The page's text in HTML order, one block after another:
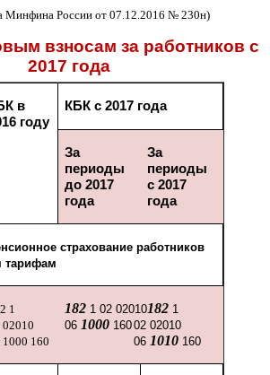
Минфина России от 07.12.2016 № 230н)
взносам за работников с
2017 года
в
году
КБК с 2017 года
За
периоды
до 2017
года
За
периоды
с 2017
года
страхование работников
тарифам
1
02010
1000 160
1821 02 02010
06 1000160
1821
02 02010
06 1010 160